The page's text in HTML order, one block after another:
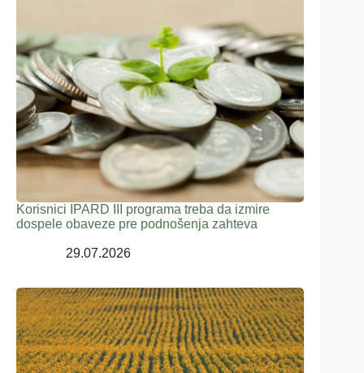
Korisnici IPARD III programa treba da izmire
dospele obaveze pre podnošenja zahteva
29.07.2026